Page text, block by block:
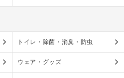
トイレ・除菌・消臭・防虫
ウェア・グッズ